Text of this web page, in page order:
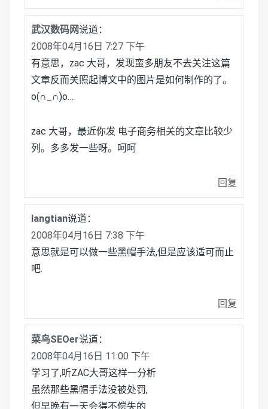
武汉数码网说道：
2008年04月16日 7:27 下午
有意思，zac 大哥，发现蛮多朋友不去关注这篇
文章反而关照起博文中的图片是如何制作的了。
o(∩_∩)o…
zac 大哥，最近你发 电子商务相关的文章比较少
列。多多发一些呀。呵呵
回复
langtian说道：
2008年04月16日 7:38 下午
意思就是可以做一些黑帽手法,但是应该适可而止
吧.
回复
菜鸟SEOer说道：
2008年04月16日 11:00 下午
学习了,听ZAC大哥这样一分析
虽然那些黑帽手法没被处罚,
但早晚有一天会得不偿失的